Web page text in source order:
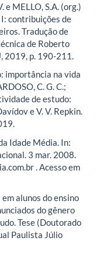
e MELLO, S.A. (org.)
contribuições de
Tradução de
de Roberto
2019, p. 190-211.
importância na vida
C. G. C.;
de estudo:
e V. V. Repkin.
Idade Média. In:
3 mar. 2008.
. Acesso em
alunos do ensino
do gênero
Tese (Doutorado
Paulista Júlio